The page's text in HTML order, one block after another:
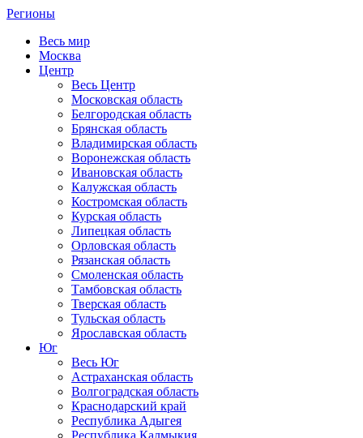
Регионы
Весь мир
Москва
Центр
Весь Центр
Московская область
Белгородская область
Брянская область
Владимирская область
Воронежская область
Ивановская область
Калужская область
Костромская область
Курская область
Липецкая область
Орловская область
Рязанская область
Смоленская область
Тамбовская область
Тверская область
Тульская область
Ярославская область
Юг
Весь Юг
Астраханская область
Волгоградская область
Краснодарский край
Республика Адыгея
Республика Калмыкия